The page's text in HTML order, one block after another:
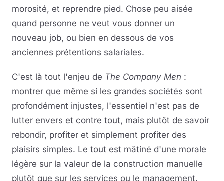
morosité, et reprendre pied. Chose peu aisée
quand personne ne veut vous donner un
nouveau job, ou bien en dessous de vos
anciennes prétentions salariales.
C'est là tout l'enjeu de The Company Men :
montrer que même si les grandes sociétés sont
profondément injustes, l'essentiel n'est pas de
lutter envers et contre tout, mais plutôt de savoir
rebondir, profiter et simplement profiter des
plaisirs simples. Le tout est mâtiné d'une morale
légère sur la valeur de la construction manuelle
plutôt que sur les services ou le management.